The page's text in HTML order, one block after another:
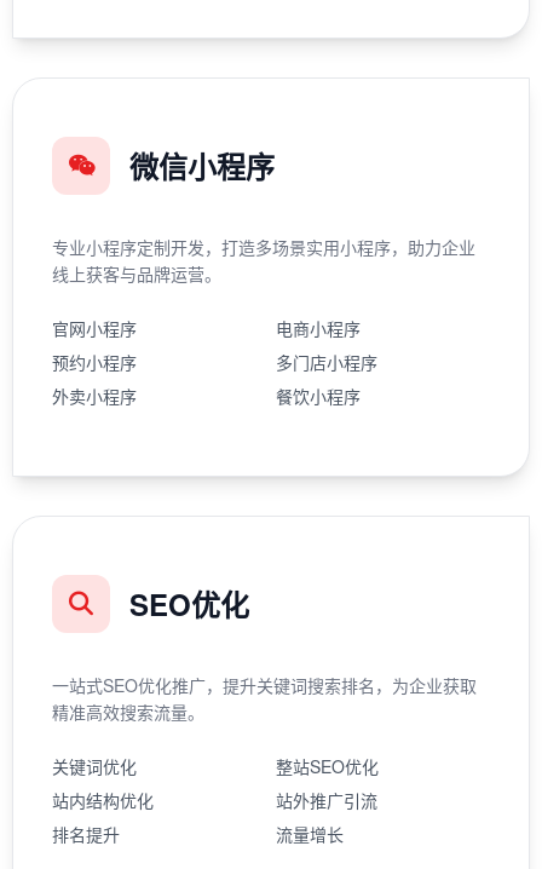
微信小程序
专业小程序定制开发，打造多场景实用小程序，助力企业
线上获客与品牌运营。
官网小程序
电商小程序
预约小程序
多门店小程序
外卖小程序
餐饮小程序
SEO优化
一站式SEO优化推广，提升关键词搜索排名，为企业获取
精准高效搜索流量。
关键词优化
整站SEO优化
站内结构优化
站外推广引流
排名提升
流量增长